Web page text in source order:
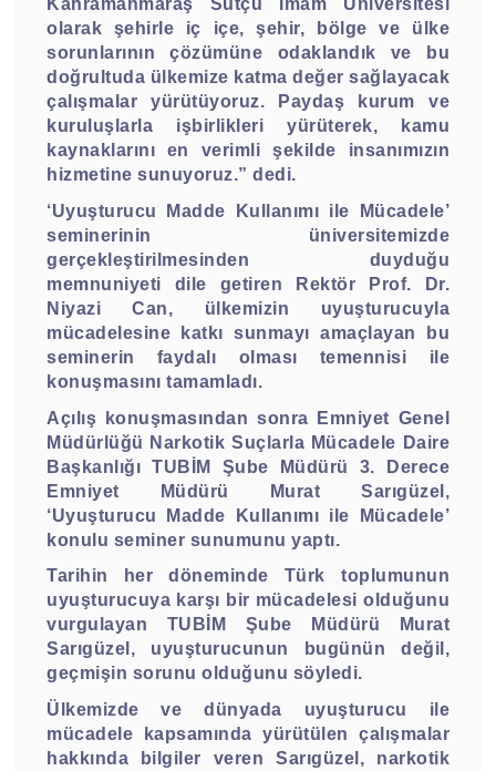
Kahramanmaraş Sütçü İmam Üniversitesi
olarak şehirle iç içe, şehir, bölge ve ülke
sorunlarının çözümüne odaklandık ve bu
doğrultuda ülkemize katma değer sağlayacak
çalışmalar yürütüyoruz. Paydaş kurum ve
kuruluşlarla işbirlikleri yürüterek, kamu
kaynaklarını en verimli şekilde insanımızın
hizmetine sunuyoruz.” dedi.
‘Uyuşturucu Madde Kullanımı ile Mücadele’
seminerinin üniversitemizde
gerçekleştirilmesinden duyduğu
memnuniyeti dile getiren Rektör Prof. Dr.
Niyazi Can, ülkemizin uyuşturucuyla
mücadelesine katkı sunmayı amaçlayan bu
seminerin faydalı olması temennisi ile
konuşmasını tamamladı.
Açılış konuşmasından sonra Emniyet Genel
Müdürlüğü Narkotik Suçlarla Mücadele Daire
Başkanlığı TUBİM Şube Müdürü 3. Derece
Emniyet Müdürü Murat Sarıgüzel,
‘Uyuşturucu Madde Kullanımı ile Mücadele’
konulu seminer sunumunu yaptı.
Tarihin her döneminde Türk toplumunun
uyuşturucuya karşı bir mücadelesi olduğunu
vurgulayan TUBİM Şube Müdürü Murat
Sarıgüzel, uyuşturucunun bugünün değil,
geçmişin sorunu olduğunu söyledi.
Ülkemizde ve dünyada uyuşturucu ile
mücadele kapsamında yürütülen çalışmalar
hakkında bilgiler veren Sarıgüzel, narkotik